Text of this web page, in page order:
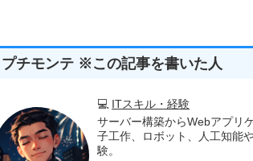
プチモンテ ※この記事を書いた人
💻 ITスキル・経験
サーバー構築からWebアプリ
子工作、ロボット、人工知能
験。